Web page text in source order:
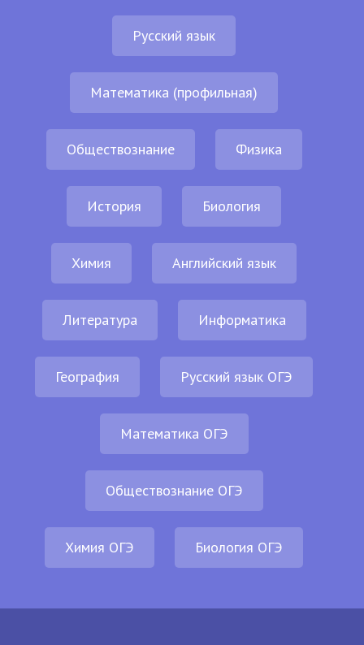
Русский язык
Математика (профильная)
Обществознание Физика
История Биология
Химия Английский язык
Литература Информатика
География Русский язык ОГЭ
Математика ОГЭ
Обществознание ОГЭ
Химия ОГЭ Биология ОГЭ